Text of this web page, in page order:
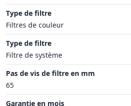
Type de filtre
Filtres de couleur
Type de filtre
Filtre de système
Pas de vis de filtre en mm
65
Garantie en mois